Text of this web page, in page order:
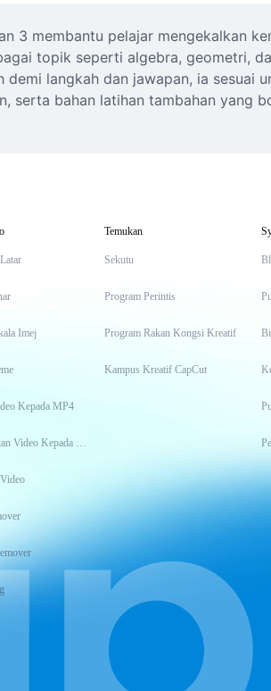
3 membantu pelajar mengekalkan
topik seperti algebra, geometri,
demi langkah dan jawapan, ia
serta bahan latihan tambahan yang
Imej
Kepada MP4
Transkripsikan Video Kepada Teks
Temukan
Sekutu
Program Perintis
Program Rakan Kongsi Kreatif
Kampus Kreatif CapCut